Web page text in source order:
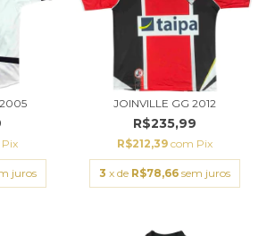
Pix
juros
JOINVILLE GG 2012
R$235,99
R$212,39 com Pix
3 x de R$78,66 sem juros